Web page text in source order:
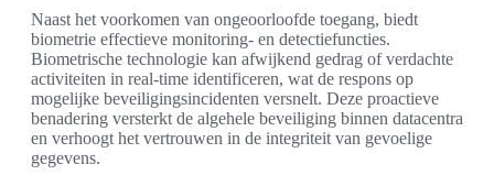
Naast het voorkomen van ongeoorloofde toegang, biedt
biometrie effectieve monitoring- en detectiefuncties.
Biometrische technologie kan afwijkend gedrag of verdachte
activiteiten in real-time identificeren, wat de respons op
mogelijke beveiligingsincidenten versnelt. Deze proactieve
benadering versterkt de algehele beveiliging binnen datacentra
en verhoogt het vertrouwen in de integriteit van gevoelige
gegevens.